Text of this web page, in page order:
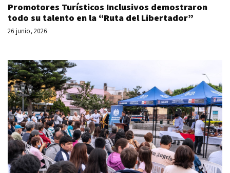
Promotores Turísticos Inclusivos demostraron
todo su talento en la “Ruta del Libertador”
26 junio, 2026